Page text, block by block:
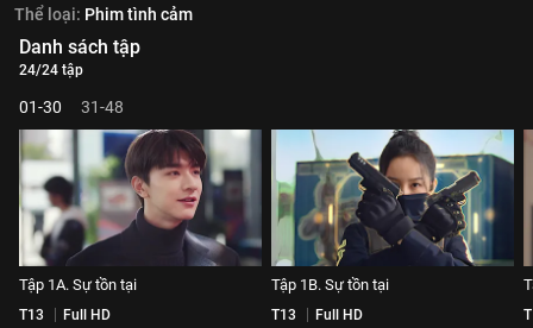
Thể loại: Phim tình cảm
Danh sách tập
24/24 tập
01-30 31-48
Tập 1A. Sự tồn tại
T13 Full HD
Tập 1B. Sự tồn tại
T13 Full HD